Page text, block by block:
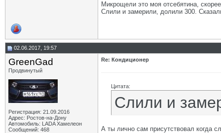
Микрощели это моя отсебятина,
Слили и замерили, долили 300.
02.06.2017, 19:57
GrееnGad
Продвинутый
Регистрация: 21.09.2016
Адрес: Ростов-на-Дону
Автомобиль: LADA Хамелеон
Сообщений: 468
Re: Кондиционер
Цитата:
Слили и
А ты лично сам присутствовал когда